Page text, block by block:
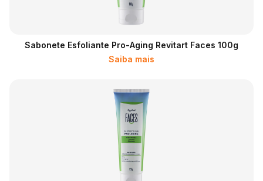
Sabonete Esfoliante Pro-Aging Revitart Faces 100g
Saiba mais